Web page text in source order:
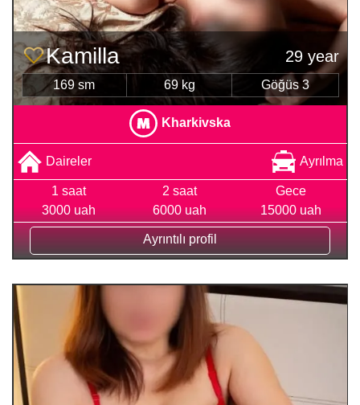
Kamilla 29 year
169 sm 69 kg Göğüs 3
Kharkivska
Daireler Ayrılma
1 saat
3000 uah
2 saat
6000 uah
Gece
15000 uah
Ayrıntılı profil